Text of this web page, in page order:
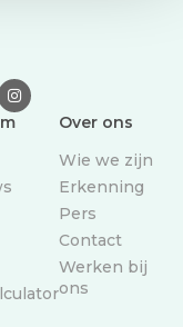

Over ons
Wie we zijn
Erkenning
Pers
Contact
Werken bij
ons